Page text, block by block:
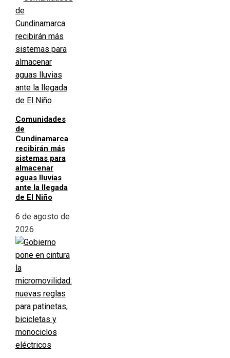
Comunidades
de
Cundinamarca
recibirán más
sistemas para
almacenar
aguas lluvias
ante la llegada
de El Niño
6 de agosto de
2026